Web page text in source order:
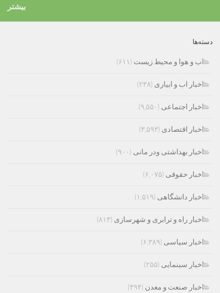
بیشتر
دسته‌ها
اب و هوا و محیط زیست (۶۱۱)
اخبار اب و ابیاری (۲۳۸)
اخبار اجتماعی (۹,۵۵۰)
اخبار اقتصادی (۳,۵۹۳)
اخبار بهداشتی ودر مانی (۹۰۰)
اخبار حقوقی (۶,۰۷۵)
اخبار دانشگاهی (۱,۵۱۹)
اخبار راه و ترابری و شهرسازی (۸۱۳)
اخبار سیاسی (۶,۳۸۹)
اخبار سینمایی (۲۵۵)
اخبار صنعت و معدن (۴۹۴)